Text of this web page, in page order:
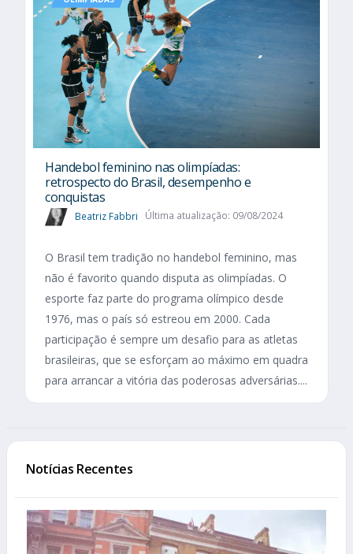
Handebol feminino nas olimpíadas:
retrospecto do Brasil, desempenho e
conquistas
Beatriz Fabbri Última atualização: 09/08/2024
O Brasil tem tradição no handebol feminino, mas
não é favorito quando disputa as olimpíadas. O
esporte faz parte do programa olímpico desde
1976, mas o país só estreou em 2000. Cada
participação é sempre um desafio para as atletas
brasileiras, que se esforçam ao máximo em quadra
para arrancar a vitória das poderosas adversárias....
Notícias Recentes